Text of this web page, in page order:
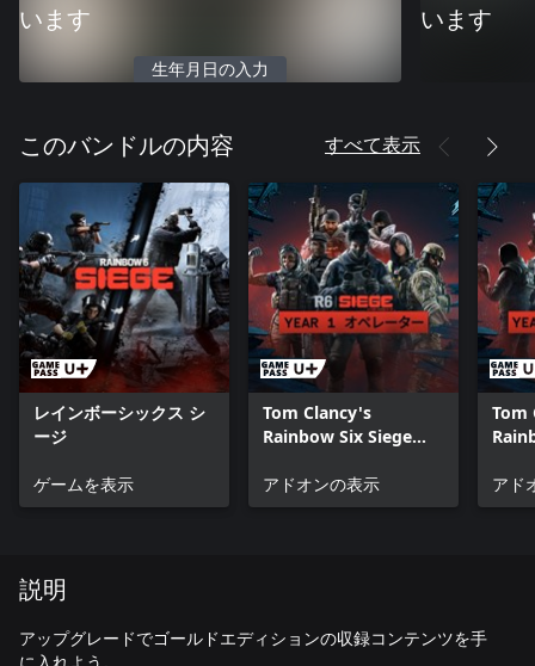
います
生年月日の入力
います
このバンドルの内容 すべて表示
レインボーシックス シ
ージ
ゲームを表示
Tom Clancy's
Rainbow Six Siege
アドオンの表示
Tom
アド
説明
アップグレードでゴールドエディションの収録コンテンツを手